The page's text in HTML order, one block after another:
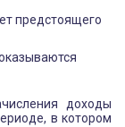
предстоящего
доходы
в котором